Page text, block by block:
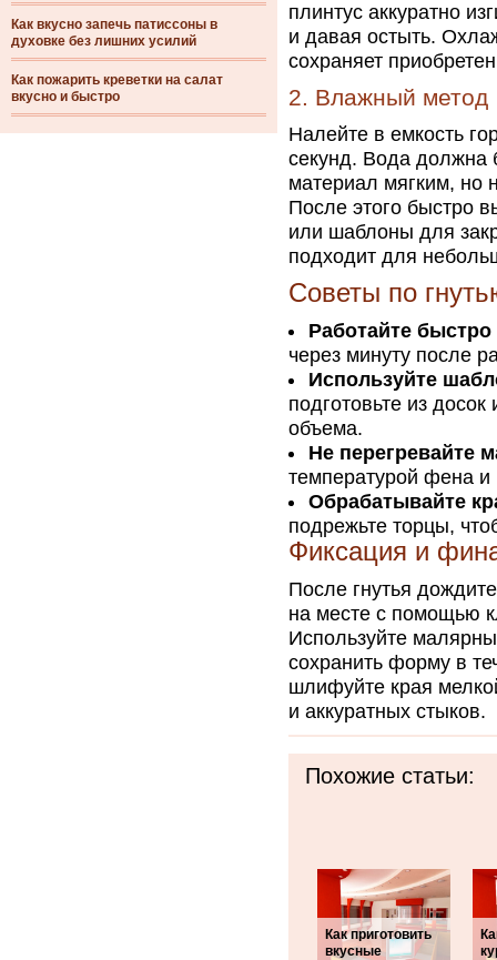
Как вкусно запечь патиссоны в
духовке без лишних усилий
Как пожарить креветки на салат
вкусно и быстро
плинтус аккуратно
и давая остыть.
сохраняет
2. Влажный метод
Налейте в емкость
секунд. Вода должна
материал мягким, но
После этого быстро
или шаблоны для
подходит для
Советы по
Работайте быстро
через минуту после
Используйте
подготовьте из
объема.
Не перегревайте
температурой фена
Обрабатывайте
подрежьте торцы,
Фиксация и
После гнутья
на месте с помощью
Используйте
сохранить форму в
шлифуйте края
и аккуратных стыков.
Похожие статьи:
Как приготовить
вкусные